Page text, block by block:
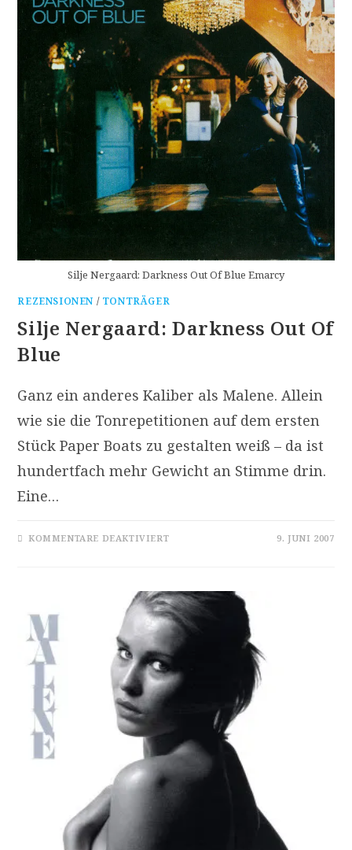
Silje Nergaard: Darkness Out Of Blue Emarcy
REZENSIONEN / TONTRÄGER
Silje Nergaard: Darkness Out Of
Blue
Ganz ein anderes Kaliber als Malene. Allein
wie sie die Tonrepetitionen auf dem ersten
Stück Paper Boats zu gestalten weiß – da ist
hundertfach mehr Gewicht an Stimme drin.
Eine…
KOMMENTARE DEAKTIVIERTFÜR
OF
BLUE
9. JUNI 2007